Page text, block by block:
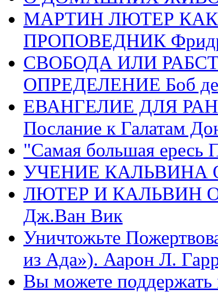
МАРТИН ЛЮТЕР
ПРОПОВЕДНИК
СВОБОДА ИЛИ
ОПРЕДЕЛЕНИЕ Боб де
ЕВАНГЕЛИЕ ДЛЯ
Послание к Галатам
"Самая большая ересь
УЧЕНИЕ КАЛЬВИНА
ЛЮТЕР И КАЛЬВИН
Дж.Ван Вик
Уничтожьте
из Ада»). Аарон Л.
Вы можете